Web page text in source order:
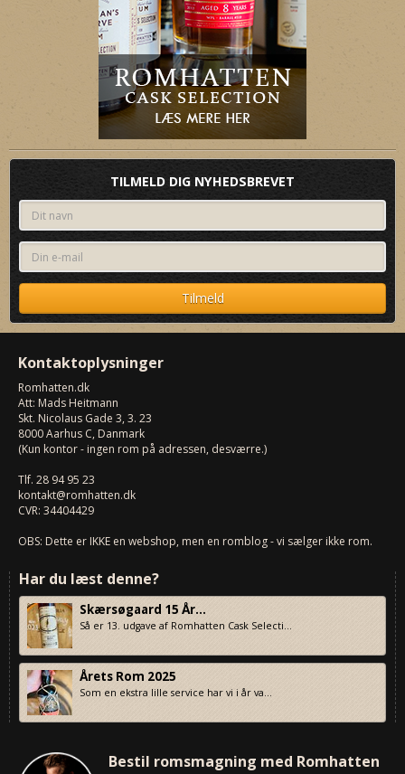
TILMELD DIG NYHEDSBREVET
Kontaktoplysninger
Romhatten.dk
Att: Mads Heitmann
Skt. Nicolaus Gade 3, 3. 23
8000Aarhus C, Danmark
(Kun kontor - ingen rom på adressen, desværre.)
Tlf. 28 94 95 23
kontakt@romhatten.dk
CVR: 34404429
OBS: Dette er IKKE en webshop, men en romblog - vi sælger ikke rom.
Har du læst denne?
Skærsøgaard 15 År...
Så er 13. udgave af Romhatten Cask Selecti...
Årets Rom 2025
Som en ekstra lille service har vi i år va...
Bestil romsmagning med Romhatten